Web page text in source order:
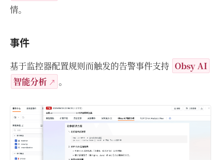
情。
事件
基于监控器配置规则而触发的告警事件支持 Obsy AI
智能分析
。